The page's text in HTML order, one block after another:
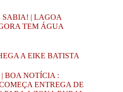
SABIA! | LAGOA
TEM ÁGUA
A EIKE BATISTA
BOA NOTÍCIA :
ENTREGA DE